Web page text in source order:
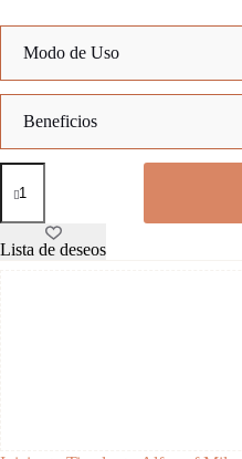
Modo de Uso
2.
Beneficios
Equilibra el cuero cabelludo:
Protección contra agentes
Purifying
Low
250
ml
Lista de deseos